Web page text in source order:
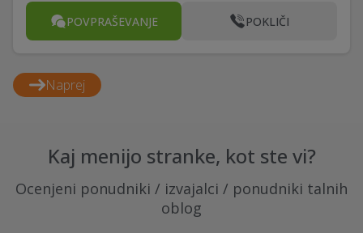
POVPRAŠEVANJE POKLIČI
Naprej
Kaj menijo stranke, kot ste vi?
Ocenjeni ponudniki / izvajalci / ponudniki talnih
oblog